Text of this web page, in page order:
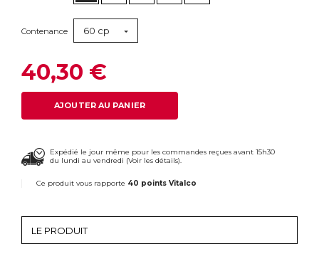
Contenance 60 cp
40,30 €
AJOUTER AU PANIER
Expédié le jour même pour les commandes reçues avant 15h30
du lundi au vendredi (Voir les détails).
Ce produit vous rapporte 40 points Vitalco